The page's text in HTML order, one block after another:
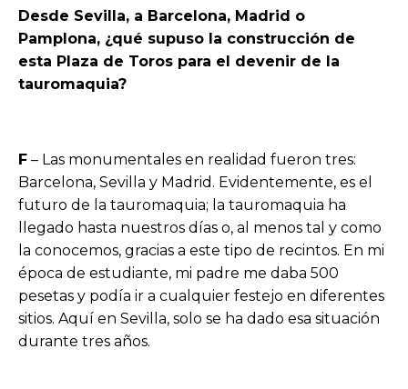
Desde Sevilla, a Barcelona, Madrid o
Pamplona, ¿qué supuso la construcción de
esta Plaza de Toros para el devenir de la
tauromaquia?
F – Las monumentales en realidad fueron tres:
Barcelona, Sevilla y Madrid. Evidentemente, es el
futuro de la tauromaquia; la tauromaquia ha
llegado hasta nuestros días o, al menos tal y como
la conocemos, gracias a este tipo de recintos. En mi
época de estudiante, mi padre me daba 500
pesetas y podía ir a cualquier festejo en diferentes
sitios. Aquí en Sevilla, solo se ha dado esa situación
durante tres años.